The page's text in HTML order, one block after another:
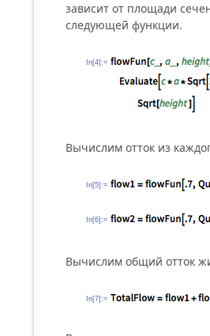
зависит от площади
следующей функции.
In[4]:=
Вычислим отток из
In[5]:=
In[6]:=
Вычислим общий отток
In[7]:=